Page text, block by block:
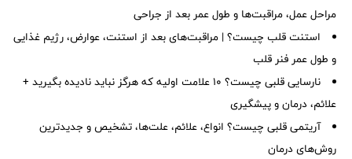
مراحل عمل، مراقبت‌ها و طول عمر بعد از جراحی
استنت قلب چیست؟ | مراقبت‌های بعد از استنت، عوارض، رژیم غذایی
و طول عمر فنر قلب
نارسایی قلبی چیست؟ ۱۰ علامت اولیه که هرگز نباید نادیده بگیرید +
علائم، درمان و پیشگیری
آریتمی قلبی چیست؟ انواع، علائم، علت‌ها، تشخیص و جدیدترین
روش‌های درمان